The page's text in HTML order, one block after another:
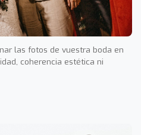
las fotos de vuestra boda en
coherencia estética ni